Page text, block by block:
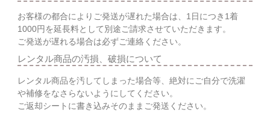
お客様の都合によりご発送が遅れた場合は、1日につき1着
1000円を延長料として別途ご請求させていただきます。
ご発送が遅れる場合は必ずご連絡ください。
レンタル商品の汚損、破損について
レンタル商品を汚してしまった場合等、絶対にご自分で洗濯
や補修をなさらないようにしてください。
ご返却シートに書き込みそのままご発送ください。